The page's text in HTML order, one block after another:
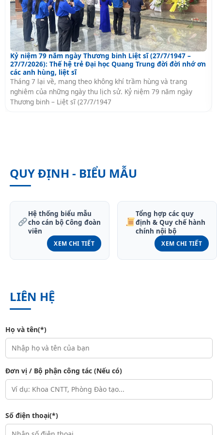
Kỷ niệm 79 năm ngày Thương binh Liệt sĩ (27/7/1947 –
27/7/2026): Thế hệ trẻ Đại học Quang Trung đời đời nhớ ơn
các anh hùng, liệt sĩ
Tháng 7 lại về, mang theo không khí trầm hùng và trang
nghiêm của những ngày thu lịch sử. Kỷ niệm 79 năm ngày
Thương binh – Liệt sĩ (27/7/1947
QUY ĐỊNH - BIỂU MẪU
Hệ thống biểu mẫu
cho cán bộ Công đoàn
viên
XEM CHI TIẾT
Tổng hợp các quy
định & Quy chế hành
chính nội bộ
XEM CHI TIẾT
LIÊN HỆ
Họ và tên(*)
Đơn vị / Bộ phận công tác (Nếu có)
Số điện thoại(*)